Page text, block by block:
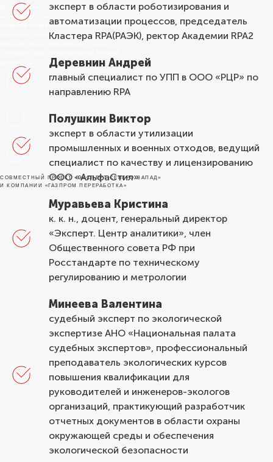
Промышленность, инвестиции и качество
жизни в регионе
Развитие нефтегазоперерабатывающих
производств и перспективных технологий
форум — 2023–2024: итоги, планы
СОВМЕСТНЫЙ ПРОЕКТ «ЭКСПЕРТ СЕВЕРО-ЗАПАД»
И КОМПАНИИ «ГАЗПРОМ ПЕРЕРАБОТКА»
эксперт в области роботизирования и
автоматизации процессов, председатель
Кластера RPA(РАЭК), ректор Академии RPA2
Деревнин Андрей
главный специалист по УПП в ООО «РЦР» по
направлению RPA
Полушкин Виктор
эксперт в области утилизации
промышленных и военных отходов, ведущий
специалист по качеству и лицензированию
ООО «АльфаСтил»
Муравьева Кристина
к. к. н., доцент, генеральный директор
«Эксперт. Центр аналитики», член
Общественного совета РФ при
Росстандарте по техническому
регулированию и метрологии
Минеева Валентина
судебный эксперт по экологической
экспертизе АНО «Национальная палата
судебных экспертов», профессиональный
преподаватель экологических курсов
повышения квалификации для
руководителей и инженеров-экологов
организаций, практикующий разработчик
отчетных документов в области охраны
окружающей среды и обеспечения
экологической безопасности